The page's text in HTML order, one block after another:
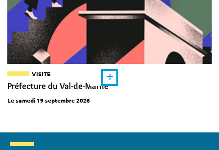
VISITE
Préfecture du Val-de-Marne
Le samedi 19 septembre 2026